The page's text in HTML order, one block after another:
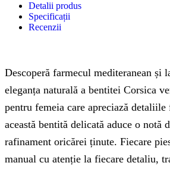
Detalii produs
Specificații
Recenzii
Descoperă farmecul mediteranean și
eleganța naturală a bentitei Corsica
pentru femeia care apreciază
această bentită delicată aduce o notă
rafinament oricărei ținute. Fiecare
manual cu atenție la fiecare detaliu,